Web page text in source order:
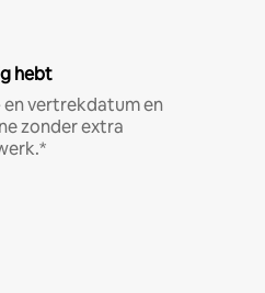
hebt
en vertrekdatum en
zonder extra